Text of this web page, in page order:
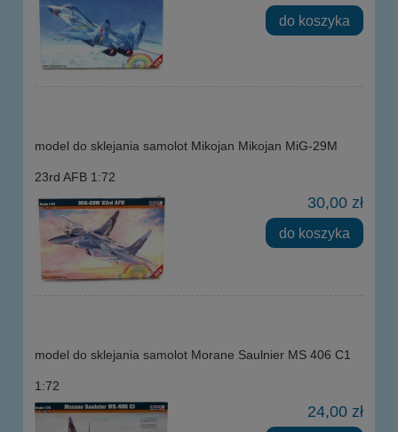
do koszyka
model do sklejania samolot Mikojan Mikojan MiG-29M
23rd AFB 1:72
30,00 zł
do koszyka
model do sklejania samolot Morane Saulnier MS 406 C1
1:72
24,00 zł